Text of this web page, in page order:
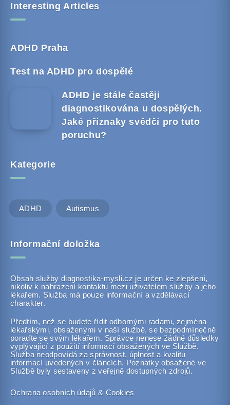
Interesting Articles
ADHD Praha
Test na ADHD pro dospělé
ADHD je stále častěji
diagnostikována u dospělých.
Jaké příznaky svědčí pro tuto
poruchu?
Kategorie
ADHD Autismus
Informační doložka
Obsah služby diagnostika-mysli.cz je určen ke zlepšení,
nikoliv k nahrazení kontaktu mezi uživatelem služby a jeho
lékařem. Služba má pouze informační a vzdělávací
charakter.
Předtím, než se budete řídit odbornými radami, zejména
lékařskými, obsaženými v naší službě, se bezpodmínečně
poraďte se svým lékařem. Správce nenese žádné důsledky
vyplývající z použití informací obsažených ve Službě.
Služba neodpovídá za správnost, úplnost a kvalitu
informací uvedených v článcích. Poznatky obsažené ve
Službě byly sestaveny z veřejně dostupných zdrojů.
Ochrana osobních údajů & Cookies